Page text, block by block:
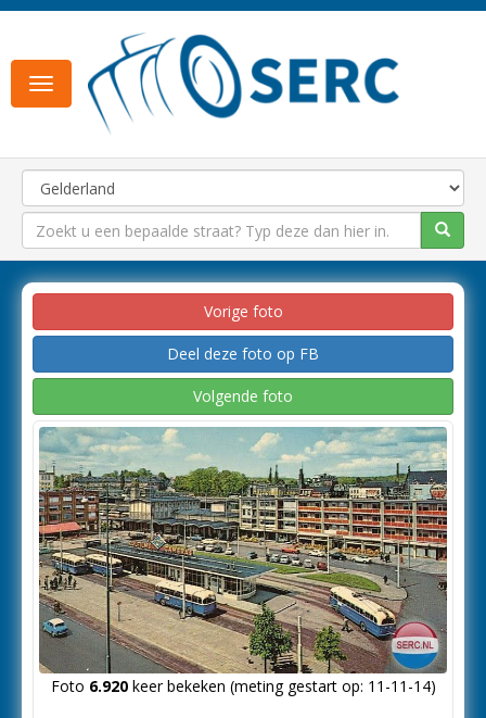
Toggle
navigation
Vorige foto
Deel deze foto op FB
Volgende foto
Foto 6.920keer bekeken (meting gestart op: 11-11-14)